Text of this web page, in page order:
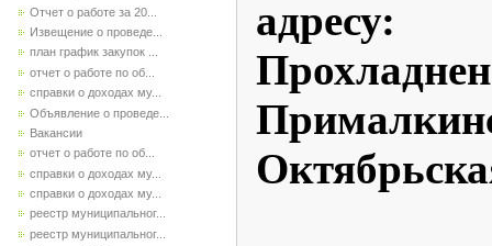
Отчет о работе за 20...
Извещение о проведе...
план график закупок ...
отчет о работе по об...
справки о доходах му...
Объявление о проведе...
Вакансии
отчет о работе по об...
справки о доходах му...
справки о доходах му...
реестр муниципальног...
реестр муниципальног...